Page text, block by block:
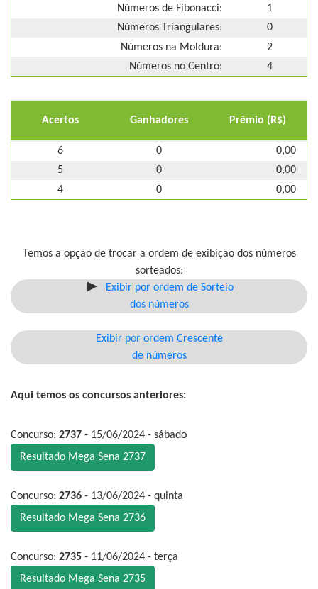
Números de Fibonacci:
1
Números Triangulares:
0
Números na Moldura:
2
Números no Centro:
4
Acertos Ganhadores Prêmio (R$)
6 0
0,00
5
0
0,00
4
0 0,00
Temos a opção de trocar a ordem de exibição dos números
sorteados:
Exibir por ordem de Sorteio
dos números
Exibir por ordem Crescente
de números
Aqui temos os concursos anteriores:
Concurso: 2737 - 15/06/2024 - sábado
Resultado Mega Sena 2737
Concurso: 2736 - 13/06/2024 - quinta
Resultado Mega Sena 2736
Concurso: 2735 - 11/06/2024 - terça
Resultado Mega Sena 2735